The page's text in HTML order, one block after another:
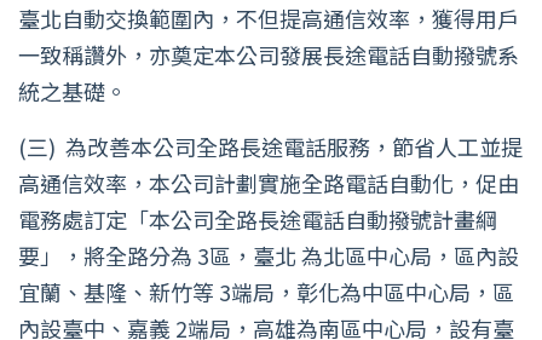
臺北自動交換範圍內，不但提高通信效率，獲得用戶
一致稱讚外，亦奠定本公司發展長途電話自動撥號系
統之基礎。
(三) 為改善本公司全路長途電話服務，節省人工並提
高通信效率，本公司計劃實施全路電話自動化，促由
電務處訂定「本公司全路長途電話自動撥號計畫綱
要」，將全路分為 3區，臺北 為北區中心局，區內設
宜蘭、基隆、新竹等 3端局，彰化為中區中心局，區
內設臺中、嘉義 2端局，高雄為南區中心局，設有臺